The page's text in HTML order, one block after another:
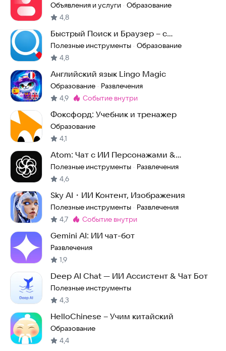
Объявления и услуги · Образование
4,8
Быстрый Поиск и Браузер – с
бесплатным ИИ
Полезные инструменты · Образование
4,8
Английский язык Lingo Magic
Образование · Развлечения
4,9 Метка:
событие внутри
Фоксфорд: Учебник и тренажер
Образование
4,1
Atom: Чат с ИИ Персонажами &
Нейросеть ГПТ 5
Полезные инструменты · Развлечения
4,6
Sky AI・ИИ Контент, Изображения
Полезные инструменты · Развлечения
4,7 Метка:
событие внутри
Gemini AI: ИИ чат-бот
Развлечения
1,9
Deep AI Chat — ИИ Ассистент & Чат Бот
Полезные инструменты
4,3
HelloChinese – Учим китайский
Образование
4,4